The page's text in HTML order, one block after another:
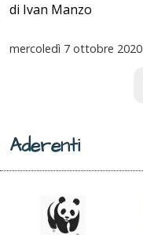
di Ivan Manzo
mercoledì 7 ottobre 2020
Aderenti